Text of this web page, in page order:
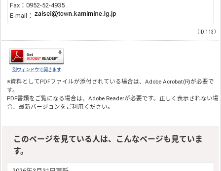
Fax：0952-52-4935
E-mail：
（ID:113）
別ウィンドウで開きます
※資料としてPDFファイルが添付されている場合は、Adobe Acrobat(R)が必要で
す。
PDF書類をご覧になる場合は、Adobe Readerが必要です。正しく表示されない場
合、最新バージョンをご利用ください。
このページを見ている人は、こんなページも見ていま
す。